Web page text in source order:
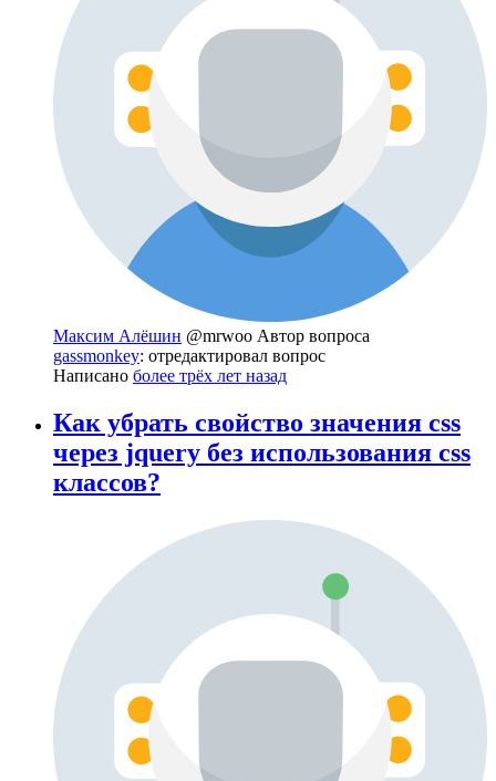
Максим Алёшин @mrwoo Автор вопроса
gassmonkey: отредактировал вопрос
Написано более трёх лет назад
Как убрать свойство значения css
через jquery без использования css
классов?